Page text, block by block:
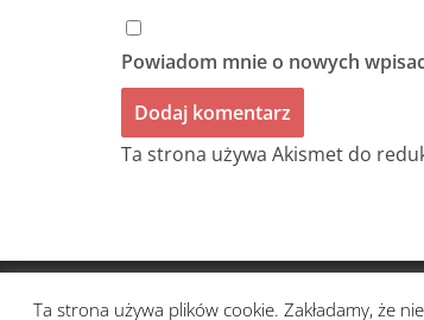
Powiadom mnie o nowych
Ta strona używa Akismet do
Prawa autorskie © 2026BIULETYN
Ta strona używa plików cookie. Zakładamy, że